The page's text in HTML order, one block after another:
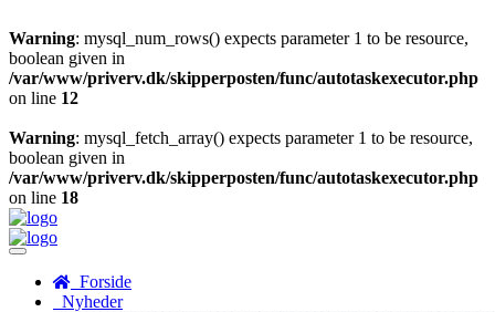
Warning: mysql_num_rows() expects parameter 1 to be resource,
boolean given in
/var/www/priverv.dk/skipperposten/func/autotaskexecutor.php
on line 12
Warning: mysql_fetch_array() expects parameter 1 to be resource,
boolean given in
/var/www/priverv.dk/skipperposten/func/autotaskexecutor.php
on line 18
Menu
Forside
Nyheder